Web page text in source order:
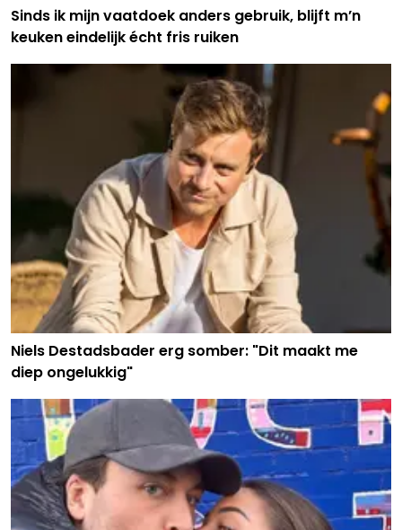
Sinds ik mijn vaatdoek anders gebruik, blijft m’n
keuken eindelijk écht fris ruiken
Niels Destadsbader erg somber: "Dit maakt me
diep ongelukkig"